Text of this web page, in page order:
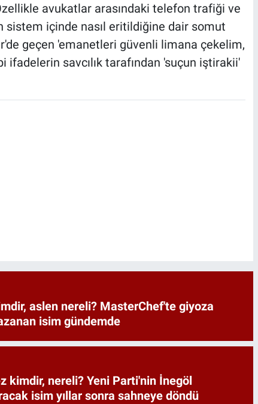
avukatlar arasındaki telefon trafiği ve
sistem içinde nasıl eritildiğine dair somut
geçen 'emanetleri güvenli limana çekelim,
savcılık tarafından 'suçun iştirakii'
aslen nereli? MasterChef'te giyoza
isim gündemde
kimdir, nereli? Yeni Parti'nin İnegöl
isim yıllar sonra sahneye döndü